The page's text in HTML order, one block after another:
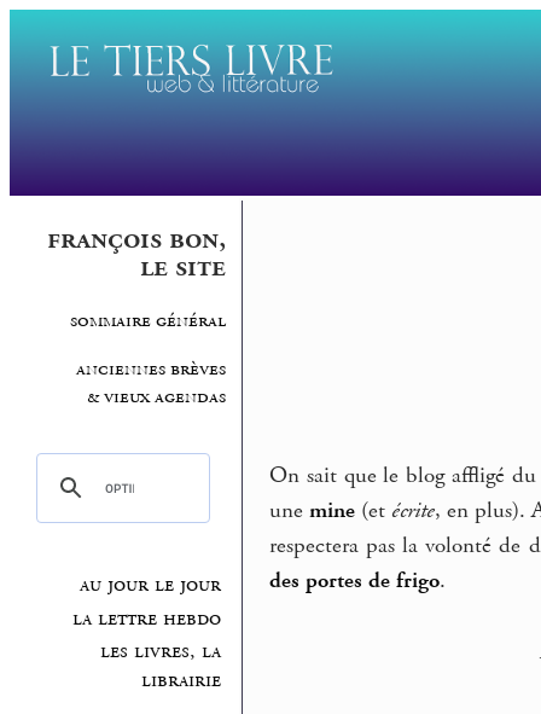
françois bon,
le site
sommaire général
anciennes brèves
& vieux agendas
au jour le jour
la lettre hebdo
les livres, la
librairie
On sait que le blog affligé
unemine (etécrite, en plus).
respectera pas la volonté de
des portes de frigo.